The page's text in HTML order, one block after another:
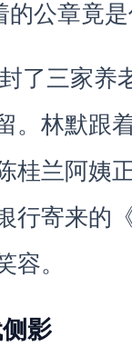
的公章竟
了三家养
。林默跟
桂兰阿姨
行寄来的
容。
影